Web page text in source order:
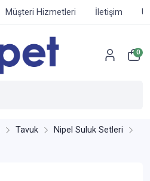
Müşteri Hizmetleri İletişim
0
Tavuk Nipel Suluk Setleri